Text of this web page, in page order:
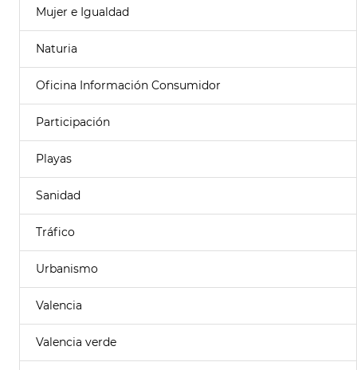
Mujer e Igualdad
Naturia
Oficina Información Consumidor
Participación
Playas
Sanidad
Tráfico
Urbanismo
Valencia
Valencia verde